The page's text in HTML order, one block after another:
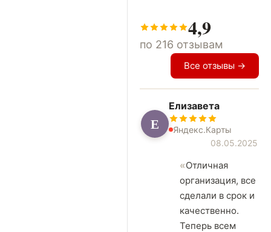
4,9
по 216 отзывам
Все отзывы →
Е
Елизавета
Яндекс.Карты
08.05.2025
Отличная
организация, все
сделали в срок и
качественно.
Теперь всем